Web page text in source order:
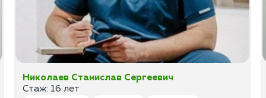
Николаев Станислав Сергеевич
Стаж: 16 лет